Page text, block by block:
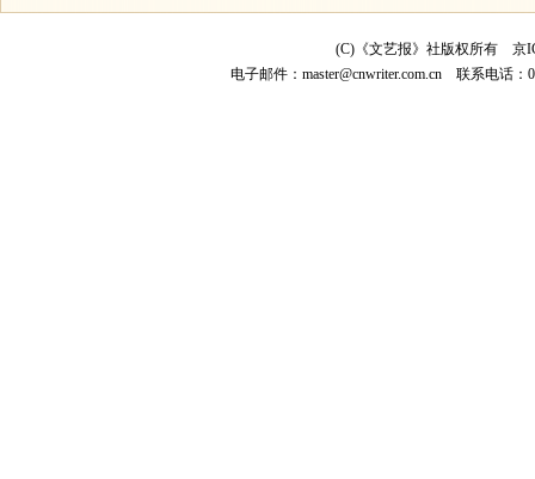
(C)《文艺报》社版权所有 京
电子邮件： master@cnwriter.com.cn 联系电话：